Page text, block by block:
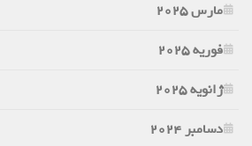
مارس 2025
فوریه 2025
ژانویه 2025
دسامبر 2024